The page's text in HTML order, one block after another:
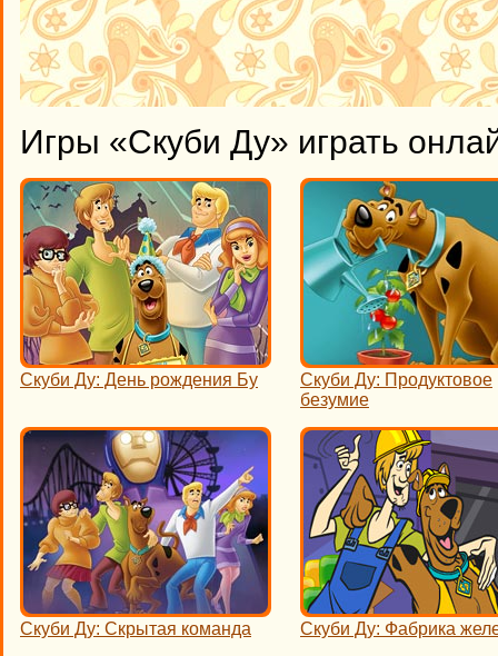
Игры «Скуби Ду» играть
Скуби Ду: День рождения Бу
Скуби Ду: Продуктовое
безумие
Скуби Ду: Скрытая команда Скуби Ду: Фабрика